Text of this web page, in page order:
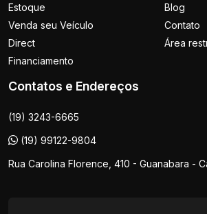
Estoque
Venda seu Veículo
Direct
Financiamento
Blog
Contato
Área
Contatos e Endereços
(19) 3243-6665
(19) 99122-9804
Rua Carolina Florence, 410 - Guanabara -